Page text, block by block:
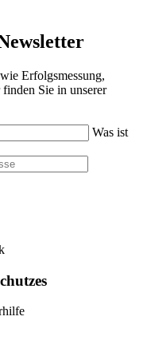
Erfolgsmessung,
Sie in unserer
Was ist